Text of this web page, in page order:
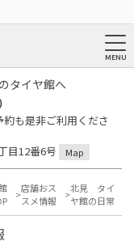
タイヤ館へ
も是非ご利用くださ
目12番6号
Map
店舗おス
スメ情報
北見 タイ
ヤ館の日常